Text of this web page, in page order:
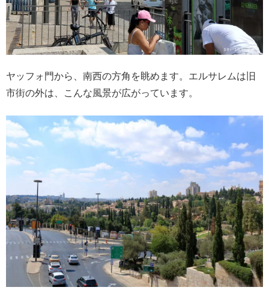
ヤッフォ門から、南西の方角を眺めます。エルサレムは旧
市街の外は、こんな風景が広がっています。